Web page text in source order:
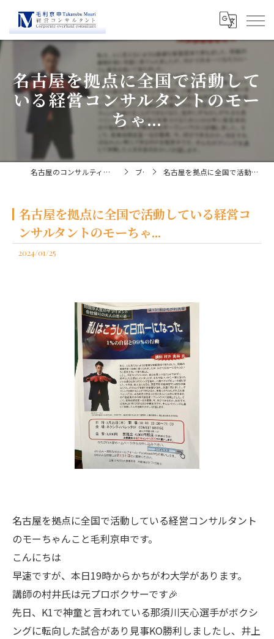
名古屋を拠点に全国で活動して
いる経営コンサルタントのモー
ちゃ...
名古屋のコンサルティングなら経営コンサルタント毛利京申 ブログ 名古屋を拠点に全国で活動している経営コンサルタントのモーちゃ...
名古屋を拠点に全国で活動している経営コ
ンサルタントのモーちゃ...
2024/01/25
名古屋を拠点に全国で活動している経営コンサルタント
のモーちゃんこと毛利京申です。
こんにちは
早速ですが、本日19時からかちがわ大学があります。
講師の村井氏は元プロボクサーです🎉
先日、K1で神童と言われている那須川天心選手がボクシ
ングに転向した試合があり見事KO勝利しましたし、井上